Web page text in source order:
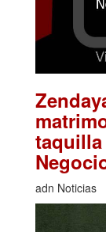
taquilla
adn Noticias